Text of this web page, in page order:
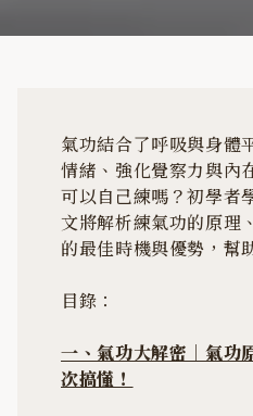
氣功結合了呼吸與身體
情緒、強化覺察力與內
可以自己練嗎？初學者
文將解析練氣功的原理
的最佳時機與優勢，幫
目錄：
一、氣功大解密｜氣功
次搞懂！